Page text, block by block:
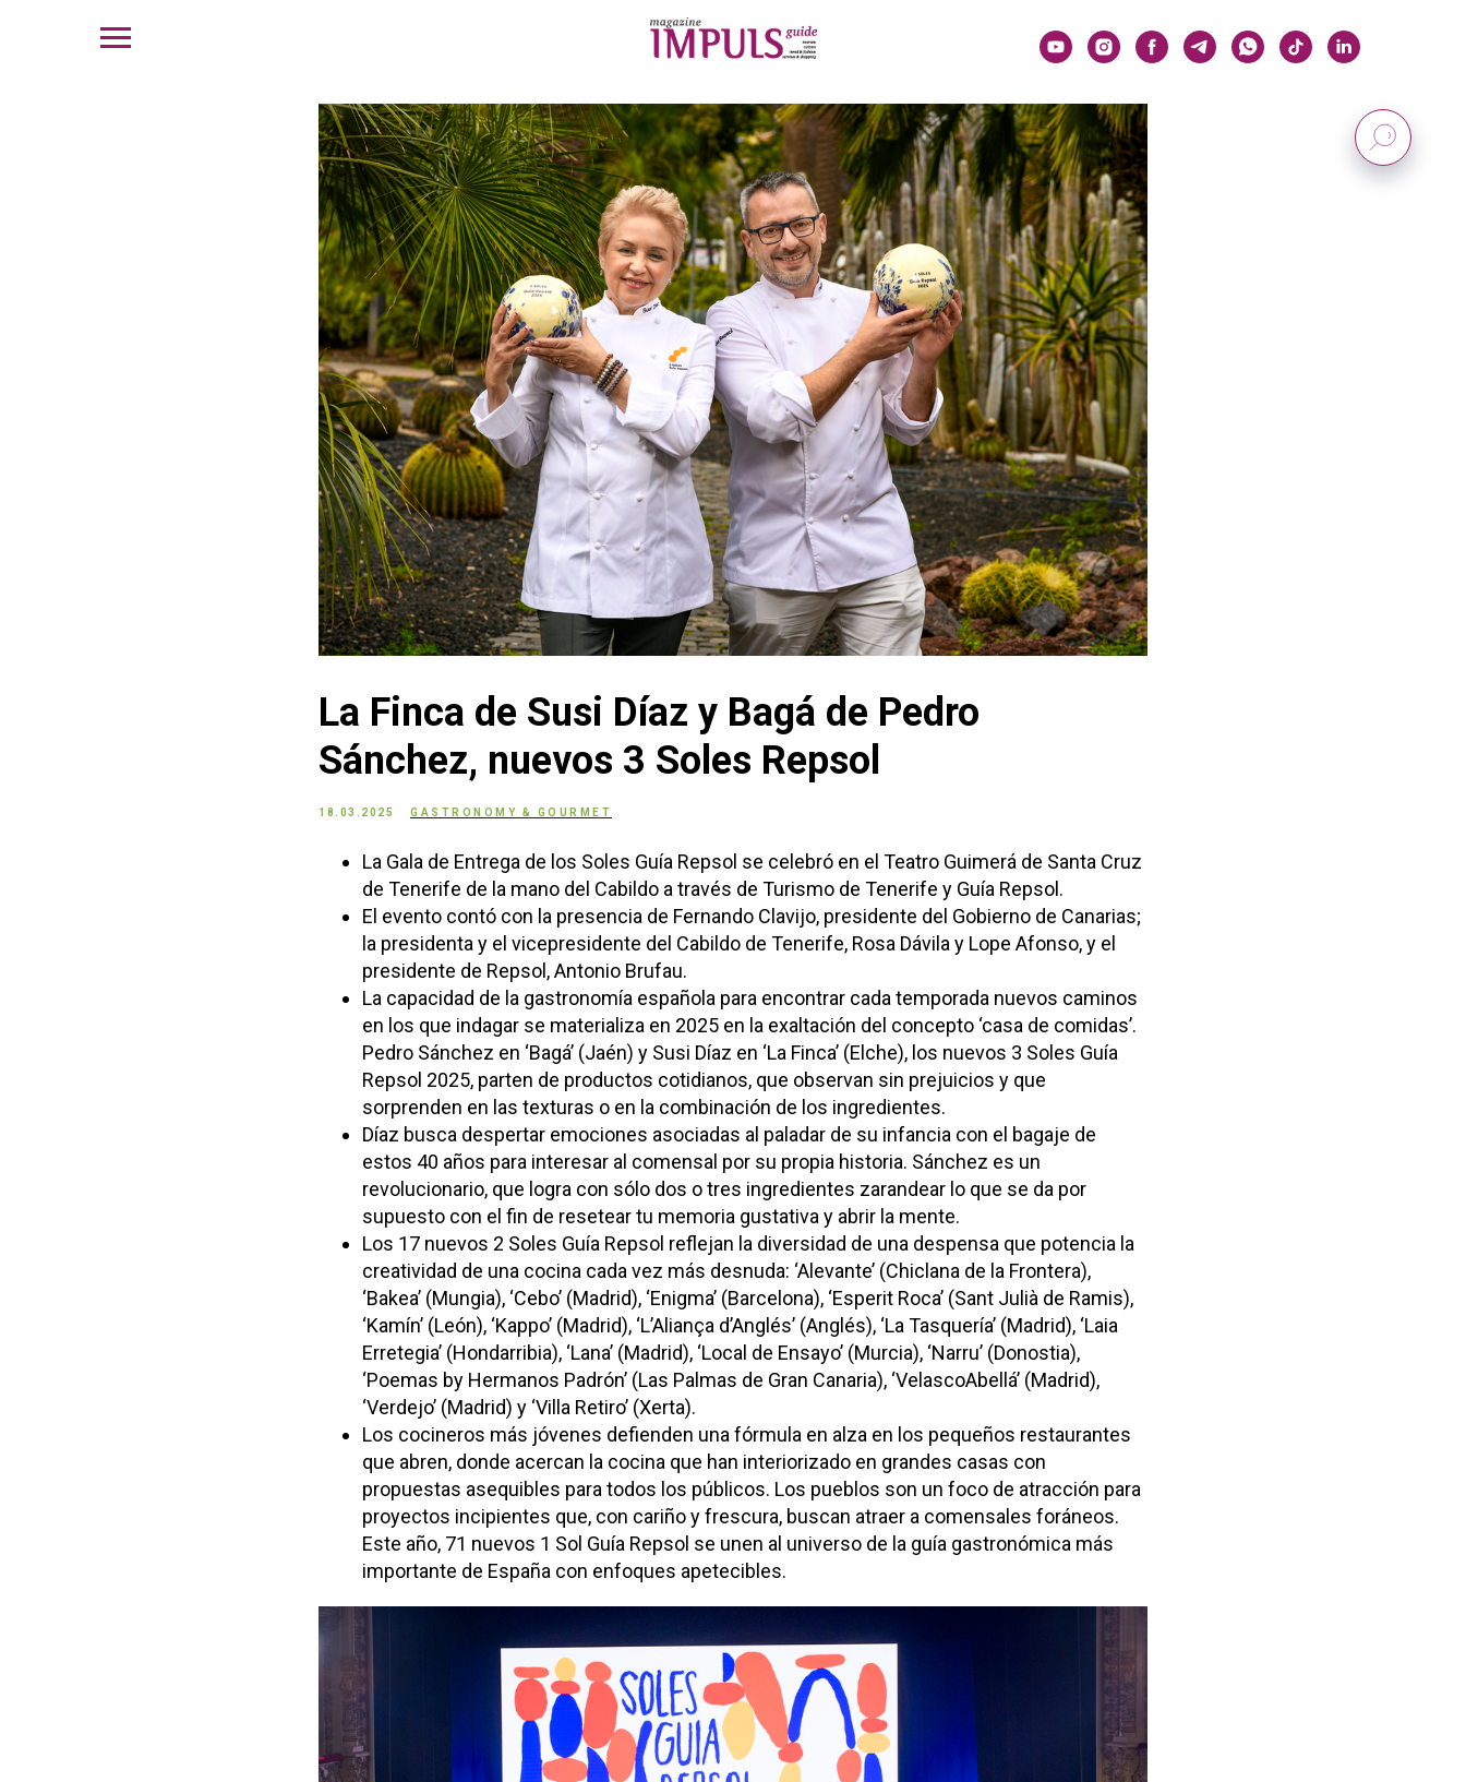
La Finca de Susi Díaz y Bagá de Pedro
Sánchez, nuevos 3 Soles Repsol
18.03.2025 GASTRONOMY & GOURMET
La Gala de Entrega de los Soles Guía Repsol se celebró en el Teatro Guimerá de Santa Cruz
de Tenerife de la mano del Cabildo a través de Turismo de Tenerife y Guía Repsol.
El evento contó con la presencia de Fernando Clavijo, presidente del Gobierno de Canarias;
la presidenta y el vicepresidente del Cabildo de Tenerife, Rosa Dávila y Lope Afonso, y el
presidente de Repsol, Antonio Brufau.
La capacidad de la gastronomía española para encontrar cada temporada nuevos caminos
en los que indagar se materializa en 2025 en la exaltación del concepto ‘casa de comidas’.
Pedro Sánchez en ‘Bagá’ (Jaén) y Susi Díaz en ‘La Finca’ (Elche), los nuevos 3 Soles Guía
Repsol 2025, parten de productos cotidianos, que observan sin prejuicios y que
sorprenden en las texturas o en la combinación de los ingredientes.
Díaz busca despertar emociones asociadas al paladar de su infancia con el bagaje de
estos 40 años para interesar al comensal por su propia historia. Sánchez es un
revolucionario, que logra con sólo dos o tres ingredientes zarandear lo que se da por
supuesto con el fin de resetear tu memoria gustativa y abrir la mente.
Los 17 nuevos 2 Soles Guía Repsol reflejan la diversidad de una despensa que potencia la
creatividad de una cocina cada vez más desnuda: ‘Alevante’ (Chiclana de la Frontera),
‘Bakea’ (Mungia), ‘Cebo’ (Madrid), ‘Enigma’ (Barcelona), ‘Esperit Roca’ (Sant Julià de Ramis),
‘Kamín’ (León), ‘Kappo’ (Madrid), ‘L’Aliança d’Anglés’ (Anglés), ‘La Tasquería’ (Madrid), ‘Laia
Erretegia’ (Hondarribia), ‘Lana’ (Madrid), ‘Local de Ensayo’ (Murcia), ‘Narru’ (Donostia),
‘Poemas by Hermanos Padrón’ (Las Palmas de Gran Canaria), ‘VelascoAbellá’ (Madrid),
‘Verdejo’ (Madrid) y ‘Villa Retiro’ (Xerta).
Los cocineros más jóvenes defienden una fórmula en alza en los pequeños restaurantes
que abren, donde acercan la cocina que han interiorizado en grandes casas con
propuestas asequibles para todos los públicos. Los pueblos son un foco de atracción para
proyectos incipientes que, con cariño y frescura, buscan atraer a comensales foráneos.
Este año, 71 nuevos 1 Sol Guía Repsol se unen al universo de la guía gastronómica más
importante de España con enfoques apetecibles.